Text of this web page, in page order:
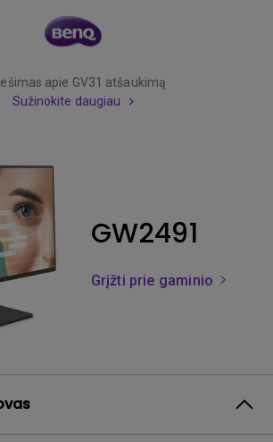
apie GV31 atšaukimą
Sužinokite daugiau
GW2491
Grįžti prie gaminio